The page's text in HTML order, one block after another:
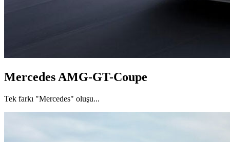
Mercedes AMG-GT-Coupe
Tek farkı "Mercedes" oluşu...